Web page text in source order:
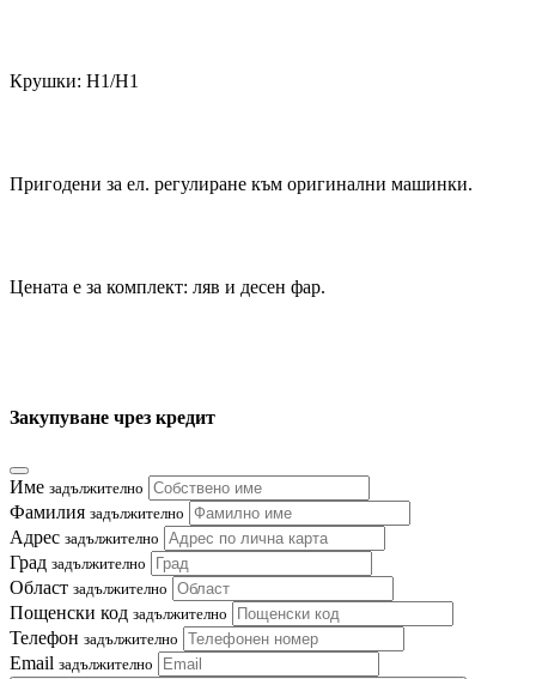
Крушки: Н1/Н1
Пригодени за ел. регулиране към оригинални машинки.
Цената е за комплект: ляв и десен фар.
Закупуване чрез кредит
Име задължително
Фамилия задължително
Адрес задължително
Град задължително
Област задължително
Пощенски код задължително
Телефон задължително
Email задължително